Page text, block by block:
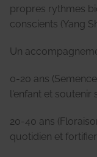
propres rythmes
conscients (Yang
Un
0-20 ans
l'enfant et soutenir
20-40 ans
quotidien et